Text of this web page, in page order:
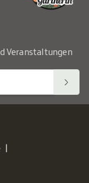
Veranstaltungen